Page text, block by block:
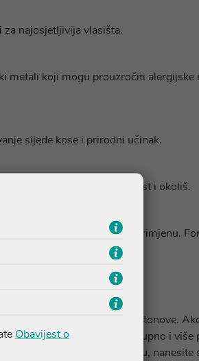
najosjetljivija vlasišta.
metali koji mogu prouzročiti alergijske
sijede kose i prirodni učinak.
tvrtke za održivost i okoliš.
može sačuvati za kasniju primjenu.
na-ton* .
pogledajte preporučene tonove.
možete nanositi postupno i više
postignete željenu svjetlinu, nanesite
Obavijest o